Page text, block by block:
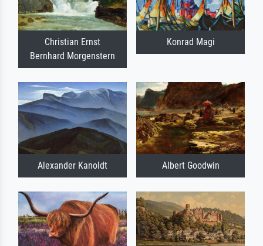
Christian Ernst
Bernhard Morgenstern
Konrad Magi
Alexander Kanoldt Albert Goodwin